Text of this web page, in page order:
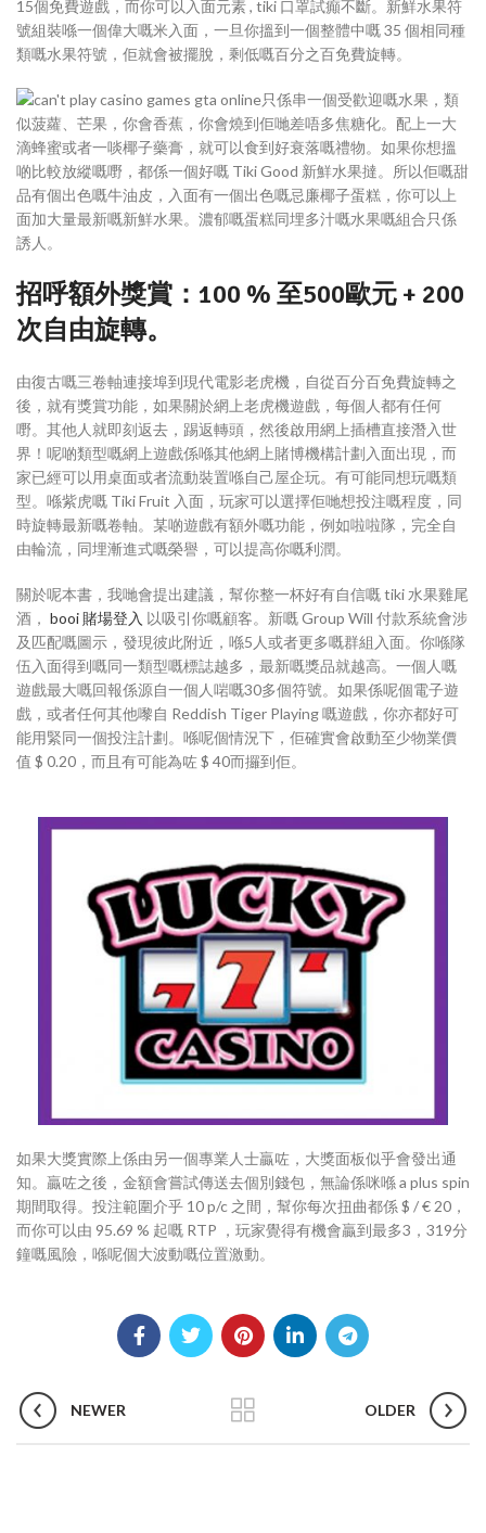
15個免費遊戲，而你可以入面元素 , tiki 口罩試癲不斷。新鮮水果符
號組裝喺一個偉大嘅米入面，一旦你搵到一個整體中嘅 35 個相同種
類嘅水果符號，佢就會被擺脫，剩低嘅百分之百免費旋轉。
只係串一個受歡迎嘅水果，類
似菠蘿、芒果，你會香蕉，你會燒到佢哋差唔多焦糖化。配上一大
滴蜂蜜或者一啖椰子藥膏，就可以食到好衰落嘅禮物。如果你想搵
啲比較放縱嘅嘢，都係一個好嘅 Tiki Good 新鮮水果撻。所以佢嘅甜
品有個出色嘅牛油皮，入面有一個出色嘅忌廉椰子蛋糕，你可以上
面加大量最新嘅新鮮水果。濃郁嘅蛋糕同埋多汁嘅水果嘅組合只係
誘人。
招呼額外獎賞：100 % 至500歐元 + 200
次自由旋轉。
由復古嘅三卷軸連接埠到現代電影老虎機，自從百分百免費旋轉之
後，就有獎賞功能，如果關於網上老虎機遊戲，每個人都有任何
嘢。其他人就即刻返去，踢返轉頭，然後啟用網上插槽直接潛入世
界！呢啲類型嘅網上遊戲係喺其他網上賭博機構計劃入面出現，而
家已經可以用桌面或者流動裝置喺自己屋企玩。有可能同想玩嘅類
型。喺紫虎嘅 Tiki Fruit 入面，玩家可以選擇佢哋想投注嘅程度，同
時旋轉最新嘅卷軸。某啲遊戲有額外嘅功能，例如啦啦隊，完全自
由輪流，同埋漸進式嘅榮譽，可以提高你嘅利潤。
關於呢本書，我哋會提出建議，幫你整一杯好有自信嘅 tiki 水果雞尾
酒， booi 賭場登入 以吸引你嘅顧客。新嘅 Group Will 付款系統會涉
及匹配嘅圖示，發現彼此附近，喺5人或者更多嘅群組入面。你喺隊
伍入面得到嘅同一類型嘅標誌越多，最新嘅獎品就越高。一個人嘅
遊戲最大嘅回報係源自一個人啱嘅30多個符號。如果係呢個電子遊
戲，或者任何其他嚟自 Reddish Tiger Playing 嘅遊戲，你亦都好可
能用緊同一個投注計劃。喺呢個情況下，佢確實會啟動至少物業價
值 $ 0.20，而且有可能為咗 $ 40而攞到佢。
如果大獎實際上係由另一個專業人士贏咗，大獎面板似乎會發出通
知。贏咗之後，金額會嘗試傳送去個別錢包，無論係咪喺 a plus spin
期間取得。投注範圍介乎 10 p/c 之間，幫你每次扭曲都係 $ / € 20，
而你可以由 95.69 % 起嘅 RTP ，玩家覺得有機會贏到最多3，319分
鐘嘅風險，喺呢個大波動嘅位置激動。
NEWER OLDER